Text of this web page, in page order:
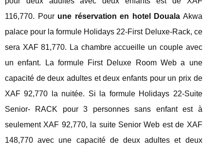
116,770. Pourune réservation en hotel Douala Akwa
palace pour la formule Holidays 22-First Deluxe-Rack, ce
sera XAF 81,770. La chambre accueille un couple avec
un enfant. La formule First Deluxe Room Web a une
capacité de deux adultes et deux enfants pour un prix de
XAF 92,770 la nuitée. Si la formule Holidays 22-Suite
Senior- RACK pour 3 personnes sans enfant est à
seulement XAF 92,770, la suite Senior Web est de XAF
148,770 avec une capacité de deux adultes et deux